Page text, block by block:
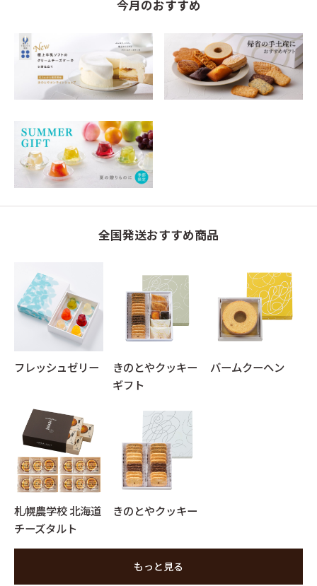
今月のおすすめ
全国発送おすすめ商品
フレッシュゼリー
きのとやクッキー
ギフト
バームクーヘン
札幌農学校 北海道
チーズタルト
きのとやクッキー
もっと見る